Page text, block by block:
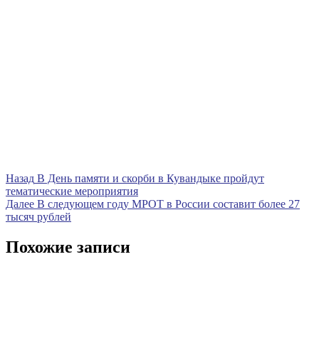
Навигация
по
записям
Назад Предыдущая
запись
В День памяти и скорби в Кувандыке пройдут
тематические мероприятия
Далее Следующая
запись
В следующем году МРОТ в России составит более 27
тысяч рублей
Похожие записи